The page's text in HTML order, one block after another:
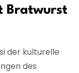
Bratwurst
der kulturelle
des